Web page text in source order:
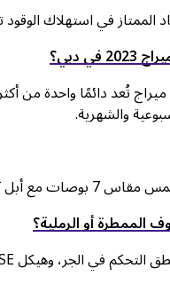
في استهلاك الوقود
تُعد دائمًا واحدة من
والشهرية.